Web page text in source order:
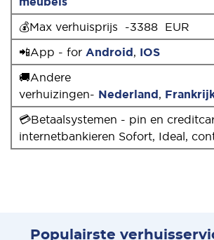
💰Max verhuisprijs -3388 EUR
📲App - for Android, IOS
🚚Andere
verhuizingen- Nederland,
💳Betaalsystemen - pin en
internetbankieren Sofort, Ideal,
Populairste